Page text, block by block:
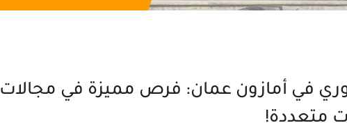
في أمازون عمان: فرص مميزة في مجالات